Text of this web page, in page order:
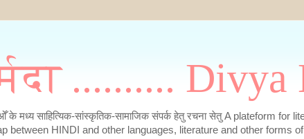
.......... Divya
के मध्य साहित्यिक-सांस्कृतिक-सामाजिक संपर्क हेतु रचना सेतु A plateform
between HINDI and other languages, literature and other forms